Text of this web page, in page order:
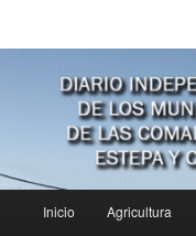
principal
Inicio Agricultura